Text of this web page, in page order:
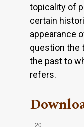
topicality of
certain
appearance
question the
the past to
refers.